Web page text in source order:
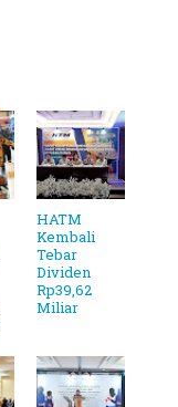
HATM
Kembali
Tebar
Dividen
Rp39,62
Miliar